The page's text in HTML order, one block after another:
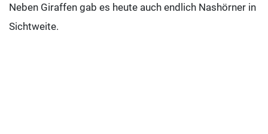
Neben Giraffen gab es heute auch endlich Nashörner in
Sichtweite.